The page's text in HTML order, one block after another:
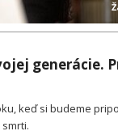
generácie.
keď si budeme